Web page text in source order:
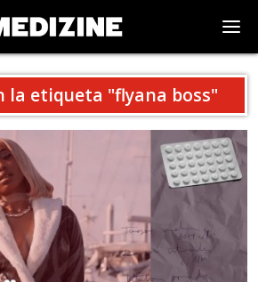
la etiqueta "flyana boss"